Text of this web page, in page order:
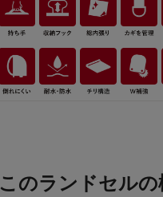
このランドセルの